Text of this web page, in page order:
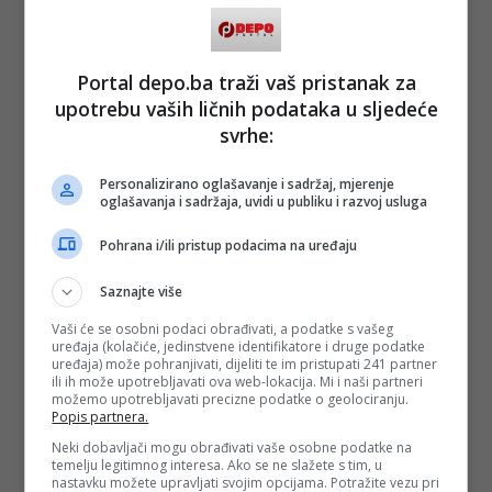
Opišite nam život blizanaca?
– Naš život je zaista specifičan. Nemamo klasičan život, čak
živimo jedan život zajedno. Uvijek smo zajedno, sve radimo
zajedno i dijelimo naše uspjehe i sreću. Za nas je ovo nešto
Portal depo.ba traži vaš pristanak za
upotrebu vaših ličnih podataka u sljedeće
svrhe:
Personalizirano oglašavanje i sadržaj, mjerenje
oglašavanja i sadržaja, uvidi u publiku i razvoj usluga
Pohrana i/ili pristup podacima na uređaju
Saznajte više
Vaši će se osobni podaci obrađivati, a podatke s vašeg
uređaja (kolačiće, jedinstvene identifikatore i druge podatke
uređaja) može pohranjivati, dijeliti te im pristupati 241 partner
ili ih može upotrebljavati ova web-lokacija. Mi i naši partneri
možemo upotrebljavati precizne podatke o geolociranju.
Popis partnera.
Neki dobavljači mogu obrađivati vaše osobne podatke na
temelju legitimnog interesa. Ako se ne slažete s tim, u
nastavku možete upravljati svojim opcijama. Potražite vezu pri